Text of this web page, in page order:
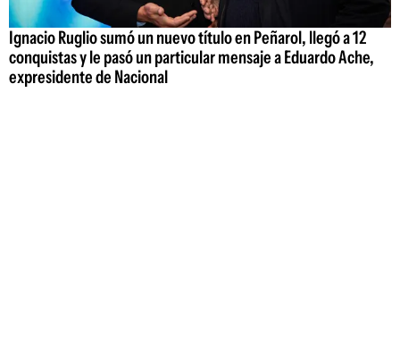
Ignacio Ruglio sumó un nuevo título en Peñarol, llegó a 12
conquistas y le pasó un particular mensaje a Eduardo Ache,
expresidente de Nacional